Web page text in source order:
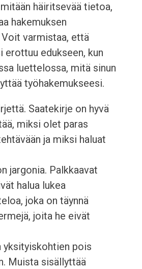
häiritsevää tietoa,
hakemuksen
Voit varmistaa, että
erottuu edukseen, kun
luettelossa, mitä sinun
työhakemukseesi.
Saatekirje on hyvä
miksi olet paras
ja miksi haluat
jargonia. Palkkaavat
halua lukea
joka on täynnä
joita he eivät
yksityiskohtien pois
Muista sisällyttää